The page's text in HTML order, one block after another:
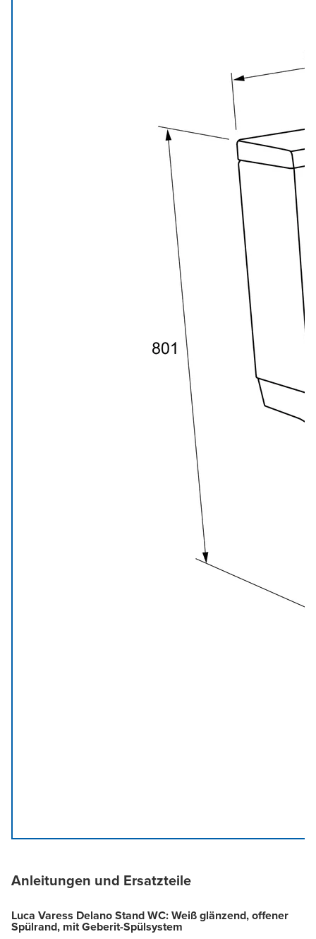
Anleitungen und Ersatzteile
Luca Varess Delano Stand WC: Weiß glänzend, offener
Spülrand, mit Geberit-Spülsystem